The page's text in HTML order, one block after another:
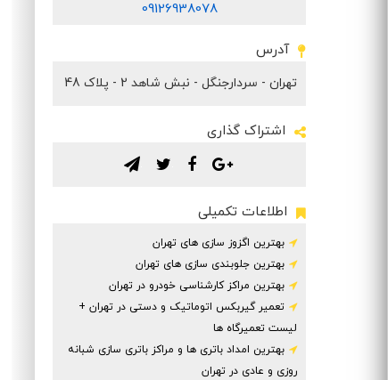
09126938078
آدرس
تهران - سردارجنگل - نبش شاهد 2 - پلاک 48
اشتراک گذاری
. . .
اطلاعات تکمیلی
بهترین اگزوز سازی های تهران
بهترین جلوبندی سازی های تهران
بهترین مراکز کارشناسی خودرو در تهران
تعمیر گیربکس اتوماتیک و دستی در تهران +
لیست تعمیرگاه ها
بهترین امداد باتری ها و مراکز باتری سازی شبانه
روزی و عادی در تهران